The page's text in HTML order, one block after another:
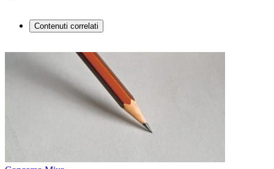
Contenuti correlati